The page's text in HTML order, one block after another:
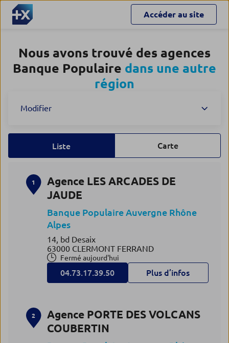
Accéder au site
Nous avons trouvé des agences
Banque Populaire dans une autre
région
Modifier
Liste Carte
1
Agence LES ARCADES DE
JAUDE
Banque Populaire Auvergne Rhône
Alpes
14, bd Desaix
63000 CLERMONT FERRAND
Fermé aujourd'hui
04.73.17.39.50 Plus d’infos
2
Agence PORTE DES VOLCANS
COUBERTIN